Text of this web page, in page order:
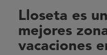
Lloseta es
mejores
vacaciones